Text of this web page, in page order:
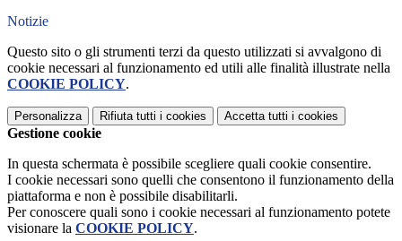
Notizie
Questo sito o gli strumenti terzi da questo utilizzati si avvalgono di
cookie necessari al funzionamento ed utili alle finalità illustrate nella
COOKIE POLICY.
Personalizza Rifiuta tutti i cookies Accetta tutti i cookies
Gestione cookie
In questa schermata è possibile scegliere quali cookie consentire.
I cookie necessari sono quelli che consentono il funzionamento della
piattaforma e non è possibile disabilitarli.
Per conoscere quali sono i cookie necessari al funzionamento potete
visionare la COOKIE POLICY.